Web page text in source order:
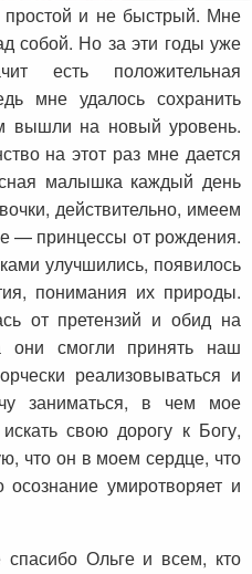
и не быстрый. Мне
собой. Но за эти годы уже
есть положительная
мне удалось сохранить
вышли на новый уровень.
на этот раз мне дается
малышка каждый день
действительно, имеем
— принцессы от рождения.
улучшились, появилось
понимания их природы.
от претензий и обид на
они смогли принять наш
реализовываться и
заниматься, в чем мое
свою дорогу к Богу,
что он в моем сердце, что
умиротворяет и
спасибо Ольге и всем, кто